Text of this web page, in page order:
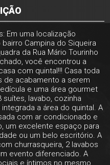
Em uma localização
Campina do Siqueira
da Rua Mário Tourinho
você encontrou a
com quintal!!! Casa toda
de acabamento a serem
e uma área gourmet
lavabo, cozinha
a área do quintal. A
com ar condicionado e
um excelente espaço para
ou um belo escritório. A
churrasqueira, 2 lavabos
evento diferenciado. A
e íntimos no mesmo